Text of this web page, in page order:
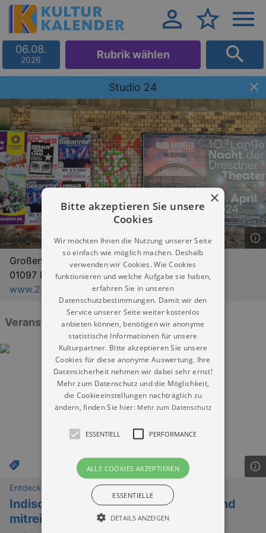
06.08.
2026 Rubrik wählen
Studio 24
Großenhainer Straße 29
01097 Dresden
www.24tangos.de
Veranstaltungen: „Studio 24“
Entdeckungen
Indischer Tanz – klassisch, modern und
mitreißend
×
Bitte akzeptieren Sie unsere
Cookies
Wir möchten Ihnen die Nutzung unserer Seite
so einfach wie möglich machen. Deshalb
verwenden wir Cookies. Wie Cookies
funktionieren und welche Aufgabe sie haben,
erfahren Sie in unseren
Datenschutzbestimmungen. Damit wir den
Service unserer Seite weiter kostenlos
anbieten können, benötigen wir anonyme
statistische Informationen für unsere
Kulturpartner. Bitte akzeptieren Sie unsere
Cookies für diese anonyme Auswertung. Ihre
Datensicherheit nehmen wir dabei sehr ernst!
Mehr zum Datenschutz und die Möglichkeit,
die Cookieeinstellungen nachträglich zu
ändern, finden Sie hier: Mehr zum Datenschutz
ESSENTIELL PERFORMANCE
ALLE COOKIES AKZEPTIEREN
ESSENTIELLE
DETAILS ANZEIGEN